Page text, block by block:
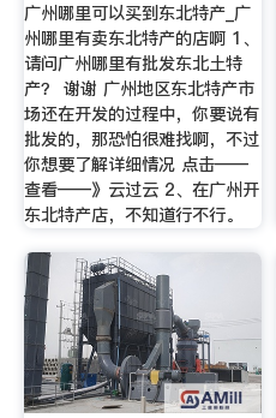
广州哪里可以买到东北特产_广
州哪里有卖东北特产的店啊 1、
请问广州哪里有批发东北土特
产？ 谢谢 广州地区东北特产市
场还在开发的过程中，你要说有
批发的，那恐怕很难找啊，不过
你想要了解详细情况 点击——
查看——》云过云 2、在广州开
东北特产店，不知道行不行。